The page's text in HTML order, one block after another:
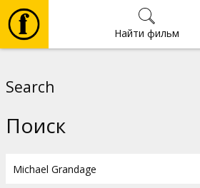
Найти фильм
Search
Поиск